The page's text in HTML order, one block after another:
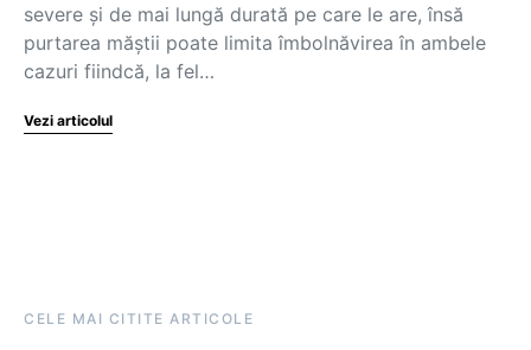
severe și de mai lungă durată pe care le are, însă
purtarea măștii poate limita îmbolnăvirea în ambele
cazuri fiindcă, la fel…
Vezi articolul
CELE MAI CITITE ARTICOLE